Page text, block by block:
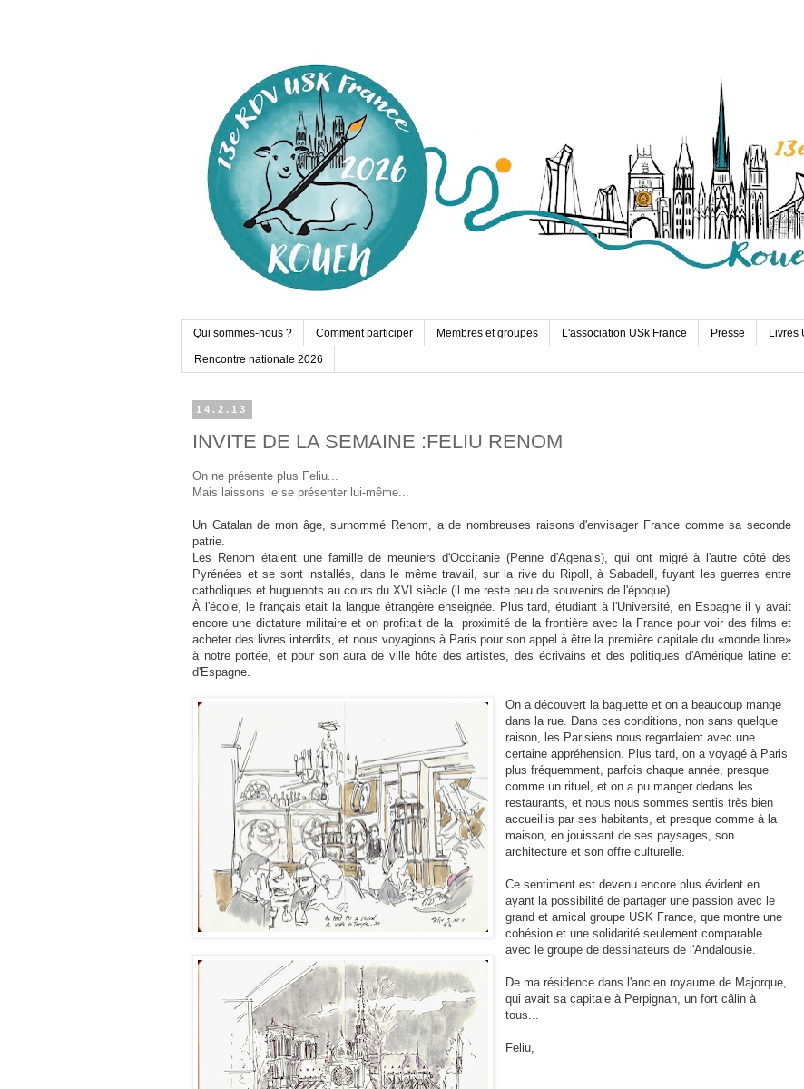
Qui sommes-nous ? Comment participer Membres et groupes L'association USk France Presse Livres
Rencontre nationale 2026
14.2.13
INVITE DE LA SEMAINE :FELIU RENOM
On ne présente plus Feliu...
Mais laissons le se présenter lui-même...
Un Catalan de mon âge, surnommé Renom, a de nombreuses raisons d'envisager France comme sa seconde
patrie.
Les Renom étaient une famille de meuniers d'Occitanie (Penne d'Agenais), qui ont migré à l'autre côté des
Pyrénées et se sont installés, dans le même travail, sur la rive du Ripoll, à Sabadell, fuyant les guerres entre
catholiques et huguenots au cours du XVI siècle (il me reste peu de souvenirs de l'époque).
À l'école, le français était la langue étrangère enseignée. Plus tard, étudiant à l'Université, en Espagne il y avait
encore une dictature militaire et on profitait de la proximité de la frontière avec la France pour voir des films et
acheter des livres interdits, et nous voyagions à Paris pour son appel à être la première capitale du «monde libre»
à notre portée, et pour son aura de ville hôte des artistes, des écrivains et des politiques d'Amérique latine et
d'Espagne.
On a découvert la baguette et on a beaucoup mangé
dans la rue. Dans ces conditions, non sans quelque
raison, les Parisiens nous regardaient avec une
certaine appréhension. Plus tard, on a voyagé à Paris
plus fréquemment, parfois chaque année, presque
comme un rituel, et on a pu manger dedans les
restaurants, et nous nous sommes sentis très bien
accueillis par ses habitants, et presque comme à la
maison, en jouissant de ses paysages, son
architecture et son offre culturelle.
Ce sentiment est devenu encore plus évident en
ayant la possibilité de partager une passion avec le
grand et amical groupe USK France, que montre une
cohésion et une solidarité seulement comparable
avec le groupe de dessinateurs de l'Andalousie.
De ma résidence dans l'ancien royaume de Majorque,
qui avait sa capitale à Perpignan, un fort câlin à
tous...
Feliu,